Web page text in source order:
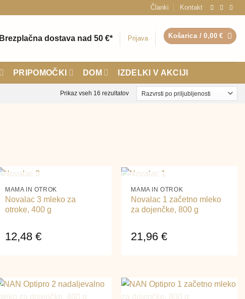
Članki Kontakt
Brezplačna dostava nad 50 €* Prijava Košarica /0,00€
PRIPOMOČKI DOM IZDELKI V AKCIJI
Prikaz vseh 16 rezultatovRazvrščeno
+
NI NA ZALOGI
MAMA IN OTROK
Novalac 3 mleko za
otroke, 400 g
12,48 €
+
NI NA ZALOGI
MAMA IN OTROK
Novalac 1 začetno mleko
za dojenčke, 800 g
21,96€
+ +